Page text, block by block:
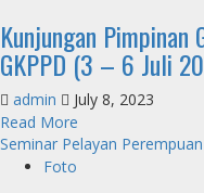
dan
Advokasi
GKPPD
(04
Agustus
2023)
Kunjungan Pimpinan
GKPPD (3 – 6 Juli
admin
July 8, 2023
Read More
more
Seminar Pelayan
Foto